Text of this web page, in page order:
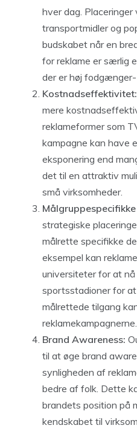
hver dag.
transportmidler og
budskabet når en
for reklame er særlig
der er høj
Kostnadseffektivitet:
mere
reklameformer som
kampagne kan have
eksponering end
det til en attraktiv
små virksomheder.
strategiske
målrette specifikke
eksempel kan
universiteter for at
sportsstadioner for
målrettede tilgang
reklamekampagnerne.
Brand Awareness:
til at øge brand
synligheden af
bedre af folk. Dette
brandets position på
kendskabet til